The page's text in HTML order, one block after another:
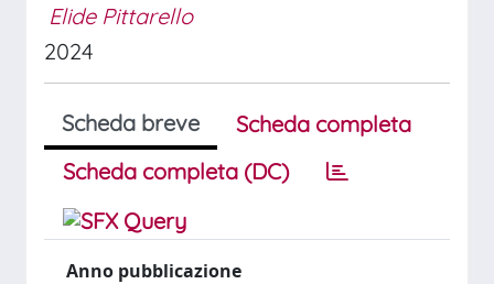
Elide Pittarello
2024
Scheda breve
Scheda completa
Scheda completa (DC)
Anno pubblicazione